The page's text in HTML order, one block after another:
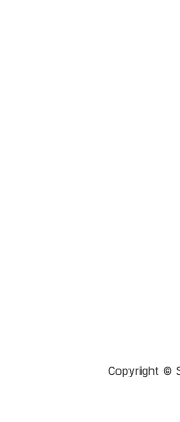
Copyright ©